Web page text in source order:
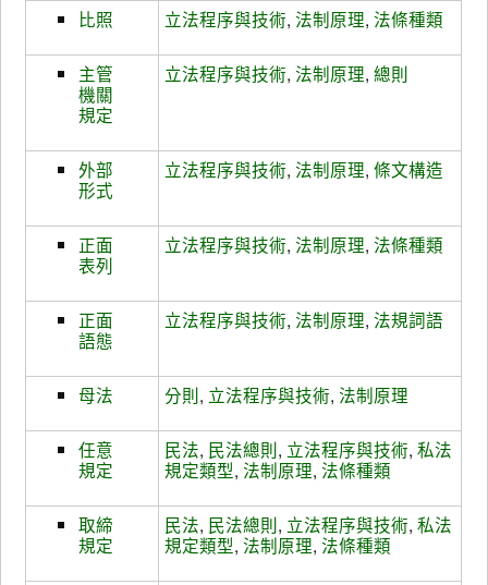
比照 立法程序與技術,法制原理,法條種類
主管
機關
規定
立法程序與技術,法制原理,總則
外部
形式
立法程序與技術,法制原理,條文構造
正面
表列
立法程序與技術,法制原理,法條種類
正面
語態
立法程序與技術,法制原理,法規詞語
母法 分則, 立法程序與技術,法制原理
任意
規定
民法, 民法總則, 立法程序與技術,私法
規定類型,法制原理,法條種類
取締
規定
民法, 民法總則, 立法程序與技術,私法
規定類型,法制原理,法條種類